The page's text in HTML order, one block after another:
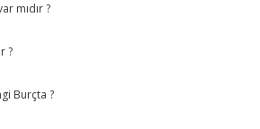
mıdır ?
?
Burçta ?